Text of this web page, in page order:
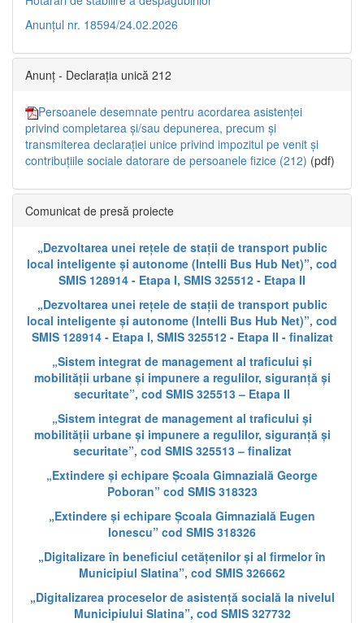
Anunțul nr. 18594/24.02.2026
Anunț - Declarația unică 212
Persoanele desemnate pentru acordarea asistenței
privind completarea și/sau depunerea, precum și
transmiterea declarației unice privind impozitul pe venit și
contribuțiile sociale datorare de persoanele fizice (212) (pdf)
Comunicat de presă proiecte
„Dezvoltarea unei rețele de stații de transport public
local inteligente și autonome (Intelli Bus Hub Net)”, cod
SMIS 128914 - Etapa I, SMIS 325512 - Etapa II
„Dezvoltarea unei rețele de stații de transport public
local inteligente și autonome (Intelli Bus Hub Net)”, cod
SMIS 128914 - Etapa I, SMIS 325512 - Etapa II - finalizat
„Sistem integrat de management al traficului și
mobilității urbane și impunere a regulilor, siguranță și
securitate”, cod SMIS 325513 – Etapa II
„Sistem integrat de management al traficului și
mobilității urbane și impunere a regulilor, siguranță și
securitate”, cod SMIS 325513 – finalizat
„Extindere și echipare Școala Gimnazială George
Poboran” cod SMIS 318323
„Extindere și echipare Școala Gimnazială Eugen
Ionescu” cod SMIS 318326
„Digitalizare în beneficiul cetățenilor și al firmelor în
Municipiul Slatina”, cod SMIS 326662
„Digitalizarea proceselor de asistență socială la nivelul
Municipiului Slatina”, cod SMIS 327732